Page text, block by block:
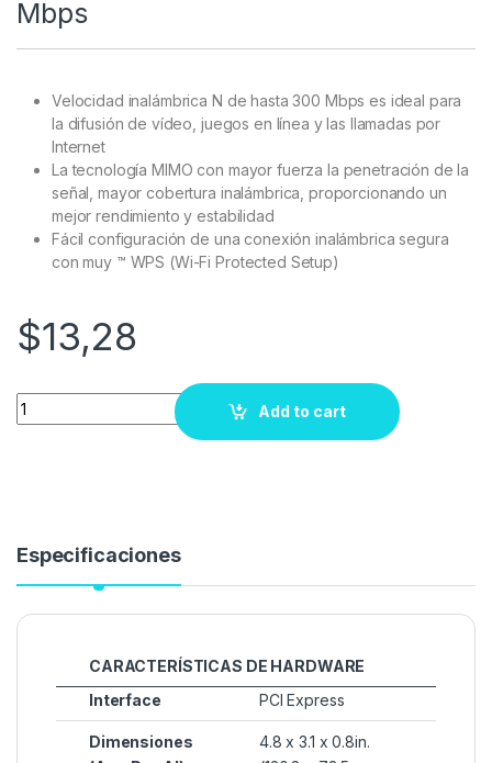
Mbps
Velocidad inalámbrica N de hasta 300 Mbps es ideal para
la difusión de vídeo, juegos en línea y las llamadas por
Internet
La tecnología MIMO con mayor fuerza la penetración de la
señal, mayor cobertura inalámbrica, proporcionando un
mejor rendimiento y estabilidad
Fácil configuración de una conexión inalámbrica segura
con muy ™ WPS (Wi-Fi Protected Setup)
$13,28
Quantity
Add to cart
Especificaciones
CARACTERÍSTICAS DE HARDWARE
Interface
PCI Express
Dimensiones
4.8 x 3.1 x 0.8in.